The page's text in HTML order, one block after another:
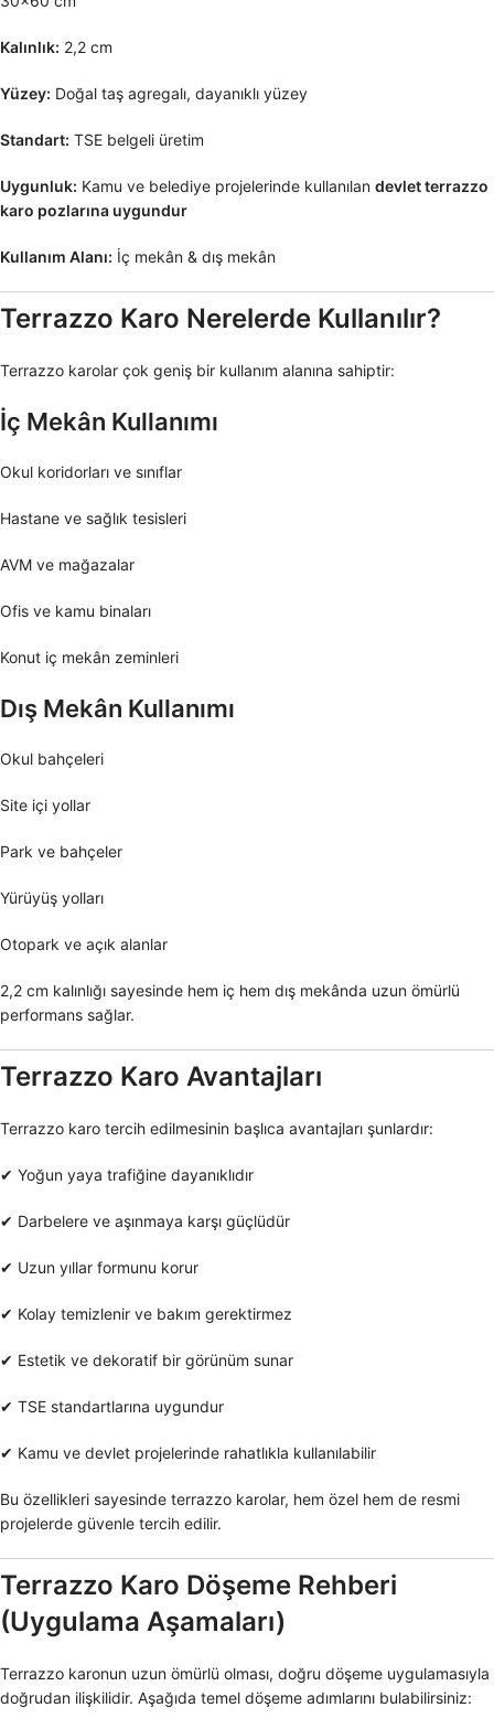
Kalınlık: 2,2 cm
Yüzey: Doğal taş agregalı, dayanıklı yüzey
Standart: TSE belgeli üretim
Uygunluk: Kamu ve belediye projelerinde kullanılan devlet terrazzo
karo pozlarına uygundur
Kullanım Alanı: İç mekân & dış mekân
Terrazzo Karo Nerelerde Kullanılır?
Terrazzo karolar çok geniş bir kullanım alanına sahiptir:
İç Mekân Kullanımı
Okul koridorları ve sınıflar
Hastane ve sağlık tesisleri
AVM ve mağazalar
Ofis ve kamu binaları
Konut iç mekân zeminleri
Dış Mekân Kullanımı
Okul bahçeleri
Site içi yollar
Park ve bahçeler
Yürüyüş yolları
Otopark ve açık alanlar
2,2 cm kalınlığı sayesinde hem iç hem dış mekânda uzun ömürlü
performans sağlar.
Terrazzo Karo Avantajları
Terrazzo karo tercih edilmesinin başlıca avantajları şunlardır:
✔ Yoğun yaya trafiğine dayanıklıdır
✔ Darbelere ve aşınmaya karşı güçlüdür
✔ Uzun yıllar formunu korur
✔ Kolay temizlenir ve bakım gerektirmez
✔ Estetik ve dekoratif bir görünüm sunar
✔ TSE standartlarına uygundur
✔ Kamu ve devlet projelerinde rahatlıkla kullanılabilir
Bu özellikleri sayesinde terrazzo karolar, hem özel hem de resmi
projelerde güvenle tercih edilir.
Terrazzo Karo Döşeme Rehberi
(Uygulama Aşamaları)
Terrazzo karonun uzun ömürlü olması, doğru döşeme uygulamasıyla
doğrudan ilişkilidir. Aşağıda temel döşeme adımlarını bulabilirsiniz: